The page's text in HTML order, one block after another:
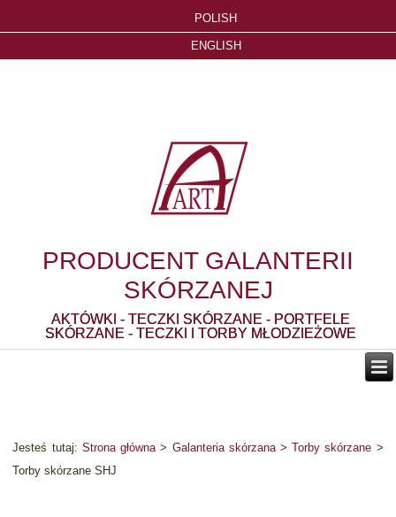
POLISH
ENGLISH
PRODUCENT GALANTERII
SKÓRZANEJ
AKTÓWKI - TECZKI SKÓRZANE - PORTFELE
SKÓRZANE - TECZKI I TORBY MŁODZIEŻOWE
Jesteś tutaj: Strona główna> Galanteria skórzana>Torby skórzane >
Torby skórzane SHJ